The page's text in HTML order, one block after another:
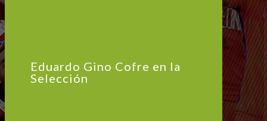
Eduardo Gino Cofre en la
Selección